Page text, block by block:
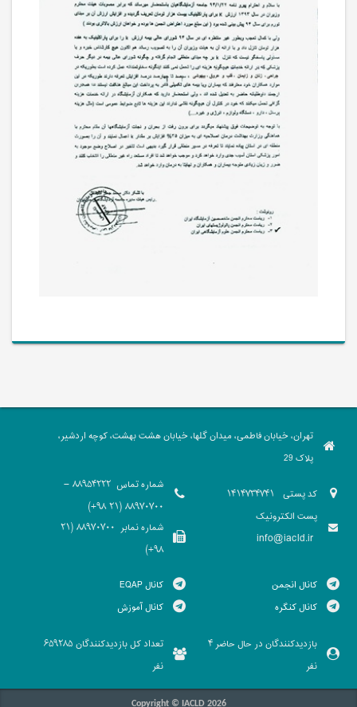
تهران، خیابان فاطمی، میدان گلها، خیابان هشت بهشت، کوچه اردشیر،
پلاک 29
کد پستی
پست الکترونیک
info@iacld.ir
شماره تماس
88954222 -
88970700 (21 98+)
شماره نمابر
88970700 (21
98+)
کانال انجمن
کانال کنگره
کانال EQAP
کانال آموزش
بازدیدکنندگان در حال حاضر 4
نفر
تعداد کل بازدیدکنندگان 659285
نفر
Copyright © IACLD 2026